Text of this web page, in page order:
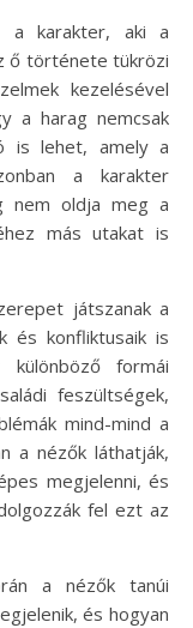
a karakter, aki a
ő története tükrözi
kezelésével
a harag nemcsak
is lehet, amely a
a karakter
nem oldja meg a
más utakat is
játszanak a
és konfliktusaik is
formái
feszültségek,
mind-mind a
a nézők láthatják,
megjelenni, és
fel ezt az
a nézők tanúi
és hogyan